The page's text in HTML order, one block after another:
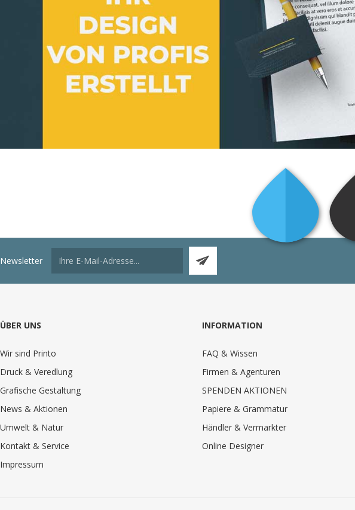
Newsletter
ÜBER UNS
Wir sind Printo
Druck & Veredlung
Grafische Gestaltung
News & Aktionen
Umwelt & Natur
Kontakt & Service
Impressum
INFORMATION
FAQ & Wissen
Firmen & Agenturen
SPENDEN AKTIONEN
Papiere & Grammatur
Händler & Vermarkter
Online Designer